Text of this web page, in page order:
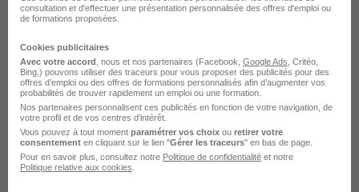
Gennevilliers - 92 Intérim
65 000 - 75 000 € / an
24 août - 24 déc.
Voir l’offre
il y a 16 jours
consultation et d'effectuer une présentation personnalisée des offres d'emploi ou
de formations proposées.
Cookies publicitaires
Avec votre accord , nous et nos partenaires (Facebook, Google Ads , Critéo,
Bing,) pouvons utiliser des traceurs pour vous proposer des publicités pour des
offres d’emploi ou des offres de formations personnalisés afin d’augmenter vos
probabilités de trouver rapidement un emploi ou une formation.
Nos partenaires personnalisent ces publicités en fonction de votre navigation, de
votre profil et de vos centres d’intérêt.
Vous pouvez à tout moment paramétrer vos choix ou retirer votre
consentement en cliquant sur le lien "Gérer les traceurs" en bas de page.
Pour en savoir plus, consultez notre Politique de confidentialité et notre
Politique relative aux cookies